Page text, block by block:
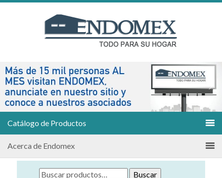
Catálogo de Productos
Acerca de Endomex
Buscar